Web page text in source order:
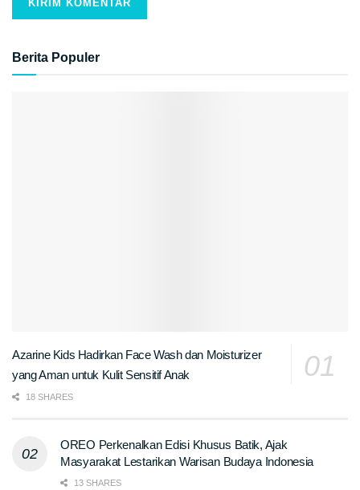
Berita Populer
Azarine Kids Hadirkan Face Wash dan Moisturizer
yang Aman untuk Kulit Sensitif Anak
18 SHARES
OREO Perkenalkan Edisi Khusus Batik, Ajak
Masyarakat Lestarikan Warisan Budaya Indonesia
13 SHARES